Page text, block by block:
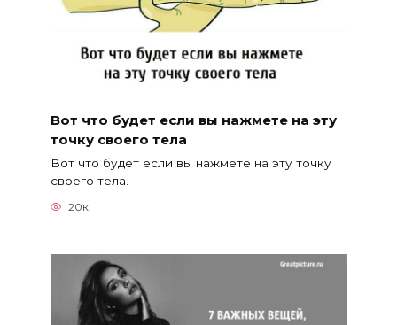
Вот что будет если вы нажмете на эту
точку своего тела
Вот что будет если вы нажмете на эту точку
своего тела.
20к.